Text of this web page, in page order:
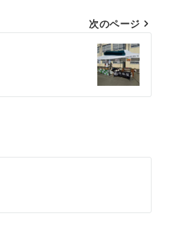
次のページ